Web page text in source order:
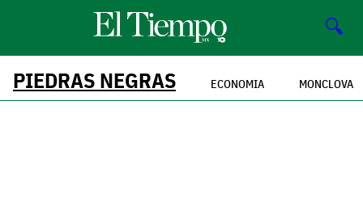
🔍
PIEDRAS NEGRAS ECONOMIA MONCLOVA